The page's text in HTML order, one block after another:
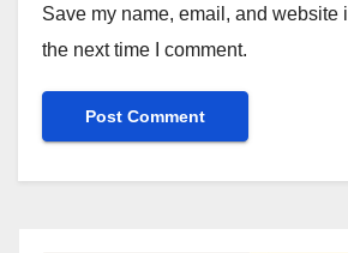
Save my name, email, and website
the next time I comment.